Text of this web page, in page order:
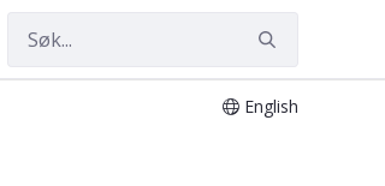
English